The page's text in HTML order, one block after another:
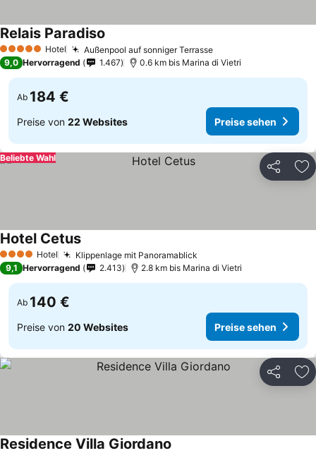
5 Sterne Hotel Außenpool auf sonniger Terrasse
Relais Paradiso
9,0 Hervorragend 1.467 0.6 km bis Marina di Vietri
Ab 184 €
Preise von 22 Websites Preise sehen
Teilen
Beliebte Wahl
4 Sterne Hotel Klippenlage mit Panoramablick
Hotel Cetus
9,1 Hervorragend 2.413 2.8 km bis Marina di Vietri
Ab 140 €
Preise von 20 Websites Preise sehen
Teilen
Residence Villa Giordano